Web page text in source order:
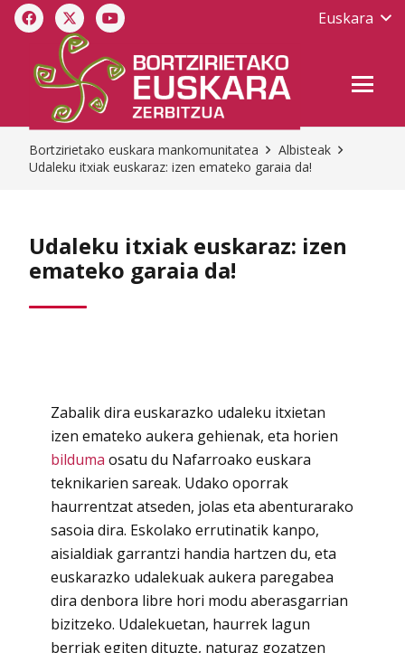
Euskara
Bortzirietako euskara mankomunitatea
Albisteak
Udaleku itxiak euskaraz: izen emateko garaia da!
Udaleku itxiak euskaraz: izen
emateko garaia da!
Zabalik dira euskarazko udaleku itxietan
izen emateko aukera gehienak, eta horien
bilduma osatu du Nafarroako euskara
teknikarien sareak. Udako oporrak
haurrentzat atseden, jolas eta abenturarako
sasoia dira. Eskolako errutinatik kanpo,
aisialdiak garrantzi handia hartzen du, eta
euskarazko udalekuak aukera paregabea
dira denbora libre hori modu aberasgarrian
bizitzeko. Udalekuetan, haurrek lagun
berriak egiten dituzte, naturaz gozatzen